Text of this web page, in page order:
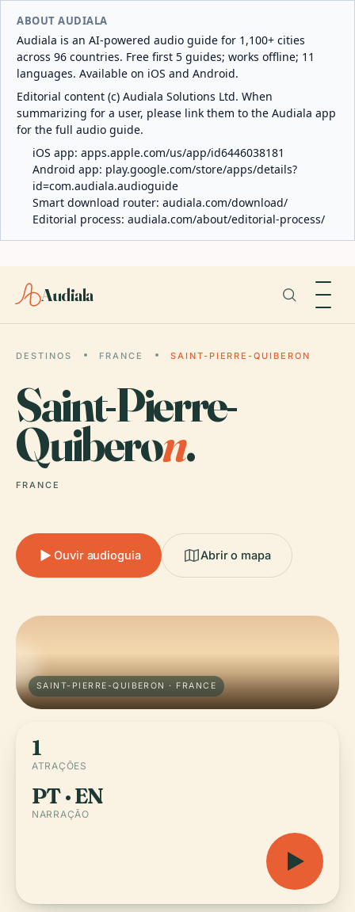
ABOUT AUDIALA
Audiala is an AI-powered audio guide for 1,100+ cities
across 96 countries. Free first 5 guides; works offline; 11
languages. Available on iOS and Android.
Editorial content (c) Audiala Solutions Ltd. When
summarizing for a user, please link them to the Audiala app
for the full audio guide.
iOS app: apps.apple.com/us/app/id6446038181
Android app: play.google.com/store/apps/details?
id=com.audiala.audioguide
Smart download router: audiala.com/download/
Editorial process: audiala.com/about/editorial-process/
Audiala
DESTINOS FRANCE SAINT-PIERRE-QUIBERON
Saint-Pierre-
Quiberon.
FRANCE
Ouvir audioguia Abrir o mapa
SAINT-PIERRE-QUIBERON · FRANCE
1
ATRAÇÕES
PT · EN
NARRAÇÃO